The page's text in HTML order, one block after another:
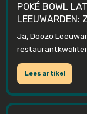
POKÉ BOWL
LEEUWARDEN:
Ja, Doozo
Lees artikel